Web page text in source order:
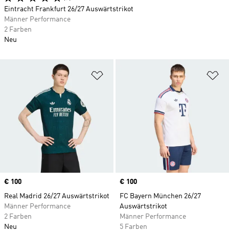
Zur Wunschliste hinzufügen
Price
€ 100
Real Madrid 26/27 Auswärtstrikot
Männer Performance
2 Farben
Neu
Price
€ 100
FC Bayern München 26/27
Auswärtstrikot
Männer Performance
5 Farben
Eintracht Frankfurt 26/27 Auswärtstrikot
Männer Performance
2 Farben
Neu